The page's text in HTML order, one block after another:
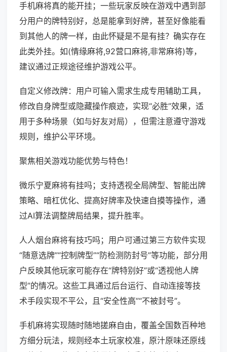
手机麻将真的能开挂；一些玩家反映在游戏中遇到部
分用户的牌特别好，总是能拿到好牌，甚至好像能看
到其他人的牌一样，由此怀疑是不是有挂？确实存在
此类外挂。如(情缘麻将,92营口麻将,非常麻将)等，
建议通过正规途径维护游戏公平。
自定义修改牌：用户可输入需求生成专用辅助工具，
修改自身牌型或隐藏操作痕迹，实现“必胜”效果，适
用于多种场景（如与好友对局），但需注意遵守游戏
规则，维护公平环境。
聚焦相关游戏功能优势与特色！
微乐宁夏麻将有挂吗；支持透视全局牌型、智能出牌
策略、暗杠优化、提高好牌率及快速自摸等操作，通
过AI算法调整牌局结果，提升胜率。
人人烟台麻将有技巧吗；用户可通过第三方软件实现
“随意选牌”“控制牌型”“防检测防封号”等功能，部分用
户反映其他玩家可能存在“牌特别好”或“透视他人牌
型”的情况。这些工具通过后台运行、自动连接等技
术手段实现不平公，且“安全性高”“不被封号”。
手机麻将实现随时随地搓麻自由，覆盖全国数百种地
方细分玩法，规则经本土玩家校准，原汁原味还原线